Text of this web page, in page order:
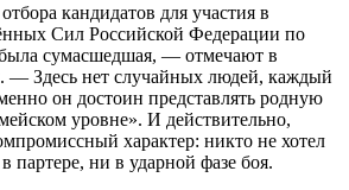
кандидатов для участия в
Сил Российской Федерации по
сумасшедшая, — отмечают в
— Здесь нет случайных людей, каждый
он достоин представлять родную
уровне». И действительно,
характер: никто не хотел
партере, ни в ударной фазе боя.